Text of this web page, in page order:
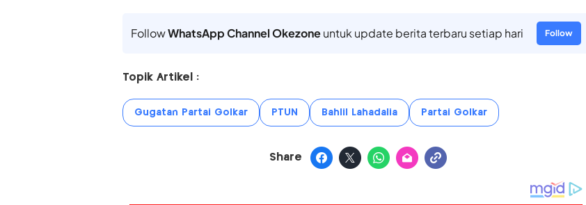
FollowWhatsApp Channel Okezoneuntuk update berita terbaru setiap hari Follow
Topik Artikel :
Gugatan Partai Golkar PTUN Bahlil Lahadalia Partai Golkar
Share